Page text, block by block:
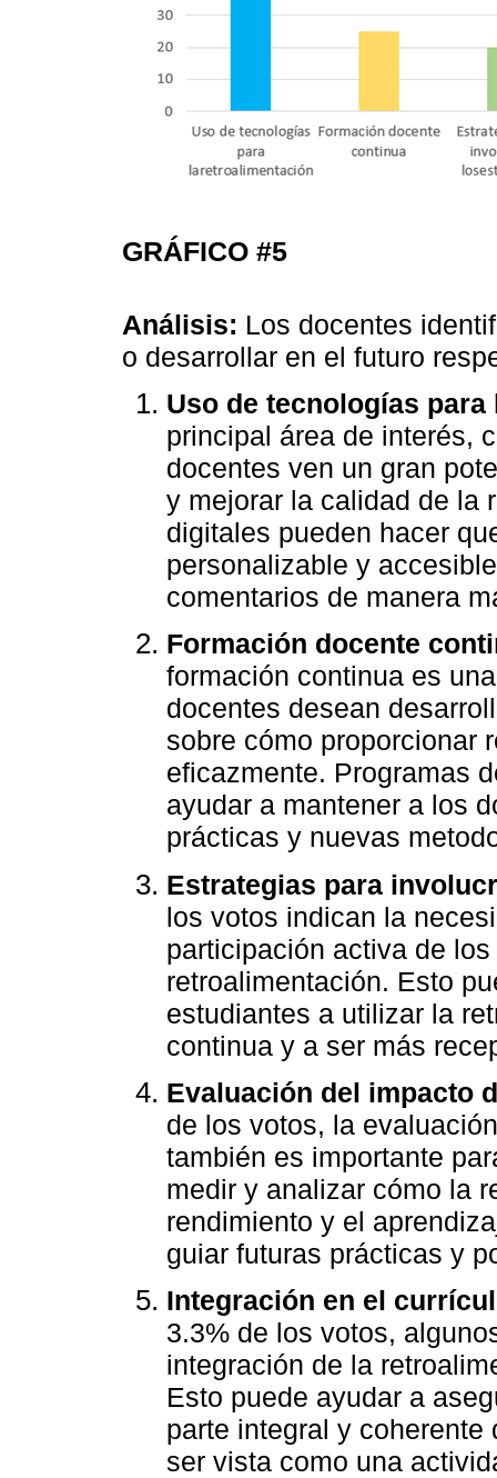
GRÁFICO #5
Análisis: Los docentes
o desarrollar en el futuro
Uso de tecnologías
principal área de interés,
docentes ven un gran
y mejorar la calidad de la
digitales pueden hacer
personalizable y
comentarios de manera
Formación docente
formación continua es
docentes desean
sobre cómo proporcionar
eficazmente. Programas
ayudar a mantener a los
prácticas y nuevas
Estrategias para
los votos indican la
participación activa de
retroalimentación. Esto
estudiantes a utilizar la
continua y a ser más
Evaluación del impacto
de los votos, la
también es importante
medir y analizar cómo la
rendimiento y el
guiar futuras prácticas y
Integración en el
3.3% de los votos,
integración de la
Esto puede ayudar a
parte integral y
ser vista como una